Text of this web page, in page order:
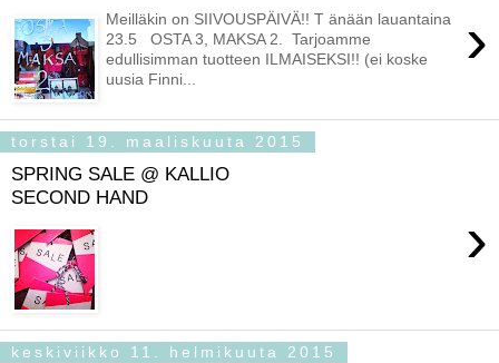
›
Meilläkin on SIIVOUSPÄIVÄ!! T änään lauantaina
23.5 OSTA 3, MAKSA 2. Tarjoamme
edullisimman tuotteen ILMAISEKSI!! (ei koske
uusia Finni...
torstai 19. maaliskuuta 2015
SPRING SALE @ KALLIO
SECOND HAND
›
keskiviikko 11. helmikuuta 2015